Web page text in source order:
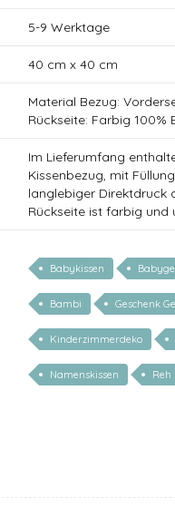
5-9 Werktage
40 cm x 40 cm
Material Bezug:
Rückseite: Farbig 100%
Im Lieferumfang
Kissenbezug, mit
langlebiger Direktdruck
Rückseite ist farbig und
Babykissen
Bambi Geschenk
Kinderzimmerdeko
Namenskissen Reh